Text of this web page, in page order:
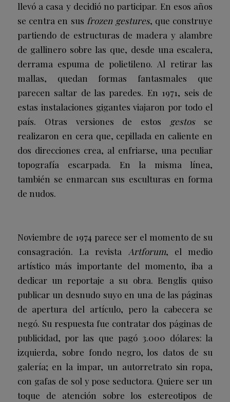
llevó a casa y decidió no participar. En esos años
se centra en sus frozen gestures, que construye
partiendo de estructuras de madera y alambre
de gallinero sobre las que, desde una escalera,
derrama espuma de polietileno. Al retirar las
mallas, quedan formas fantasmales que
parecen saltar de las paredes. En 1971, seis de
estas instalaciones gigantes viajaron por todo el
país. Otras versiones de estos gestosse
realizaron en cera que, cepillada en caliente en
dos direcciones crea, al enfriarse, una peculiar
topografía escarpada. En la misma línea,
también se enmarcan sus esculturas en forma
de nudos.
Noviembre de 1974 parece ser el momento de su
consagración. La revista Artforum, el medio
artístico más importante del momento, iba a
dedicar un reportaje a su obra. Benglis quiso
publicar un desnudo suyo en una de las páginas
de apertura del artículo, pero la cabecera se
negó. Su respuesta fue contratar dos páginas de
publicidad, por las que pagó 3.000 dólares: la
izquierda, sobre fondo negro, los datos de su
galería; en la impar, un autorretrato sin ropa,
con gafas de sol y pose seductora. Quiere ser un
toque de atención sobre los estereotipos de